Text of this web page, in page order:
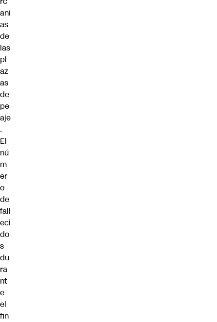
aní
as
de
las
pl
az
as
de
pe
aje
.
El
nú
m
er
o
de
fall
eci
do
s
du
ra
nt
e
el
fin